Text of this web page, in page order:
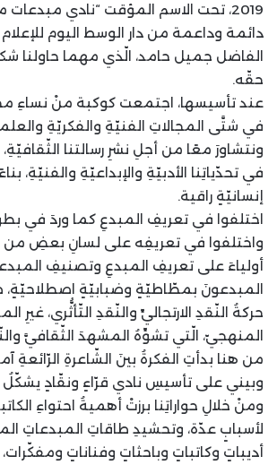
2019، تحت الاسم المؤقت “نادي مبدعات
دائمة وداعمة من دار الوسط اليوم للإعلام
الفاضل جميل حامد، الّذي مهما حاولنا
حقّه.
عند تأسيسها، اجتمعت كوكبة منْ نساءِ
في شتَّى المجالاتِ الفنيّةِ والفكريّةِ
ونتشاورَ معًا من أجلِ نشرِ رسالتنا
في تحدّياتِنا الأدبيّةِ والإبداعيّةِ والفنيّةِ،
إنسانيّةٍ راقية.
اختلفوا في تعريفِ المبدعِ كما وردَ في
واختلفوا في تعريفِه على لسانِ بعضِ من
أولياءَ على تعريفِ المبدعِ وتصنيفِ
المبدعونَ بمطّاطيّةٍ وضبابيّةٍ
حركةُ النّقدِ الارتجاليِّ والنّقدِ التّأثُّري، غيرِ
المنهجيّ، الّتي تشوِّهُ المشهدَ الثّقافيَّ
من هنا بدأتِ الفكرةُ بينَ الشّاعرةِ الرّائعةِ
وبيني على تأسيسِ نادي قرّاءٍ ونقّادٍ
ومنْ خلالِ حواراتِنا برزتْ أهميةُ احتواءِ
لأسبابٍ عدّة، وتحشيدِ طاقاتِ المبدعاتِ
أديباتٍ وكاتباتٍ وباحثاتٍ وفناناتٍ